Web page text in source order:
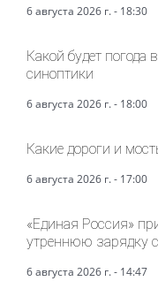
6 августа 2026 г. - 18:30
Какой будет погода
синоптики
6 августа 2026 г. - 18:00
Какие дороги и
6 августа 2026 г. - 17:00
«Единая Россия»
утреннюю зарядку
6 августа 2026 г. - 14:47